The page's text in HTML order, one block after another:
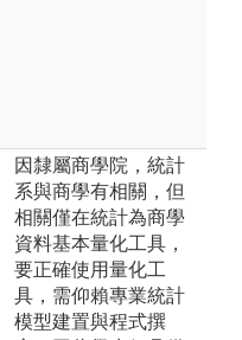
因隸屬商學院，統計
系與商學有相關，但
相關僅在統計為商學
資料基本量化工具，
要正確使用量化工
具，需仰賴專業統計
模型建置與程式撰